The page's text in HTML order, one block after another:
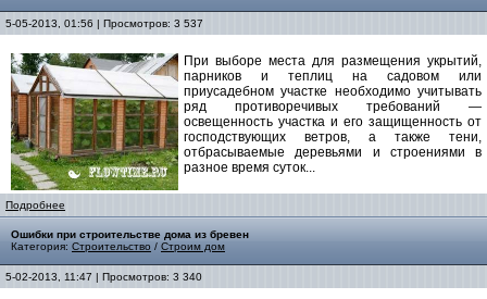
5-05-2013, 01:56 | Просмотров: 3 537
При выборе места для размещения укрытий,
парников и теплиц на садовом или
приусадебном участке необходимо учитывать
ряд противоречивых требований —
освещенность участка и его защищенность от
господствующих ветров, а также тени,
отбрасываемые деревьями и строениями в
разное время суток...
Подробнее
Ошибки при строительстве дома из бревен
Категория: Строительство / Строим дом
5-02-2013, 11:47 | Просмотров: 3 340